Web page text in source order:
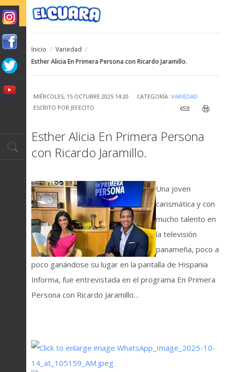
Inicio / Variedad /
Esther Alicia En Primera Persona con Ricardo Jaramillo.
MIÉRCOLES, 15 OCTUBRE 2025 14:20 CATEGORÍA: VARIEDAD
ESCRITO POR JEFECITO
Esther Alicia En Primera Persona
con Ricardo Jaramillo.
Una joven
carismática y con
mucho talento en
la televisión
panameña, poco a
poco ganándose su lugar en la pantalla de Hispania
Informa, fue entrevistada en el programa En Primera
Persona con Ricardo Jaramillo…